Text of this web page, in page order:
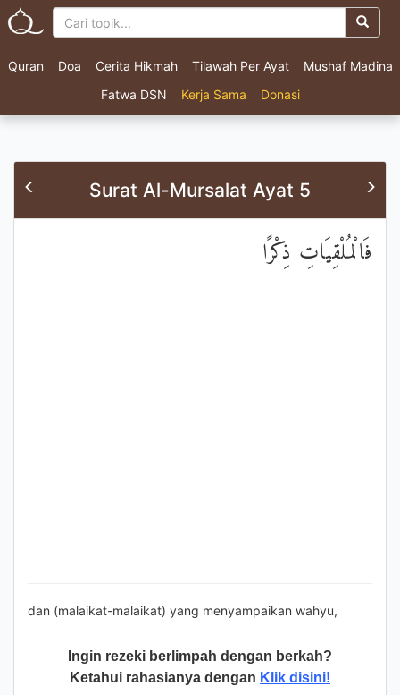
Quran Doa Cerita Hikmah Tilawah Per Ayat
Mushaf Madina
Fatwa DSN
Kerja Sama Donasi
Surat Al-Mursalat Ayat 5
فَالْمُلْقِيَاتِ ذِكْرًا
dan (malaikat-malaikat) yang menyampaikan wahyu,
Ingin rezeki berlimpah dengan berkah?
Ketahui rahasianya dengan Klik disini!